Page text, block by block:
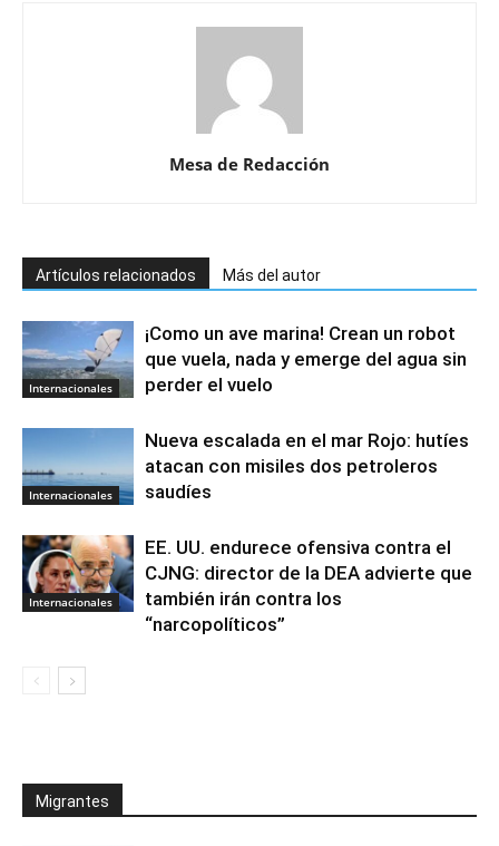
Mesa de Redacción
Artículos relacionados Más del autor
Internacionales
¡Como un ave marina! Crean un robot
que vuela, nada y emerge del agua sin
perder el vuelo
Internacionales
Nueva escalada en el mar Rojo: hutíes
atacan con misiles dos petroleros
saudíes
Internacionales
EE. UU. endurece ofensiva contra el
CJNG: director de la DEA advierte que
también irán contra los
“narcopolíticos”
Migrantes